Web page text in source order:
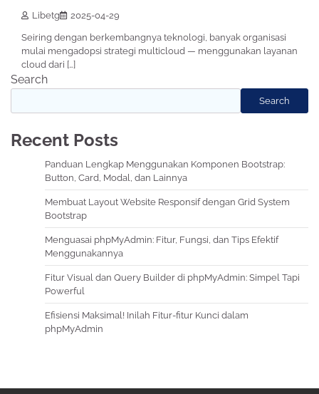
Libetg 2025-04-29
Seiring dengan berkembangnya teknologi, banyak organisasi
mulai mengadopsi strategi multicloud — menggunakan layanan
cloud dari […]
Search
Search
Recent Posts
Panduan Lengkap Menggunakan Komponen Bootstrap:
Button, Card, Modal, dan Lainnya
Membuat Layout Website Responsif dengan Grid System
Bootstrap
Menguasai phpMyAdmin: Fitur, Fungsi, dan Tips Efektif
Menggunakannya
Fitur Visual dan Query Builder di phpMyAdmin: Simpel Tapi
Powerful
Efisiensi Maksimal! Inilah Fitur-fitur Kunci dalam
phpMyAdmin